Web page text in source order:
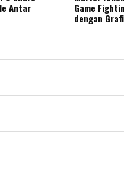
Antar
Game
dengan